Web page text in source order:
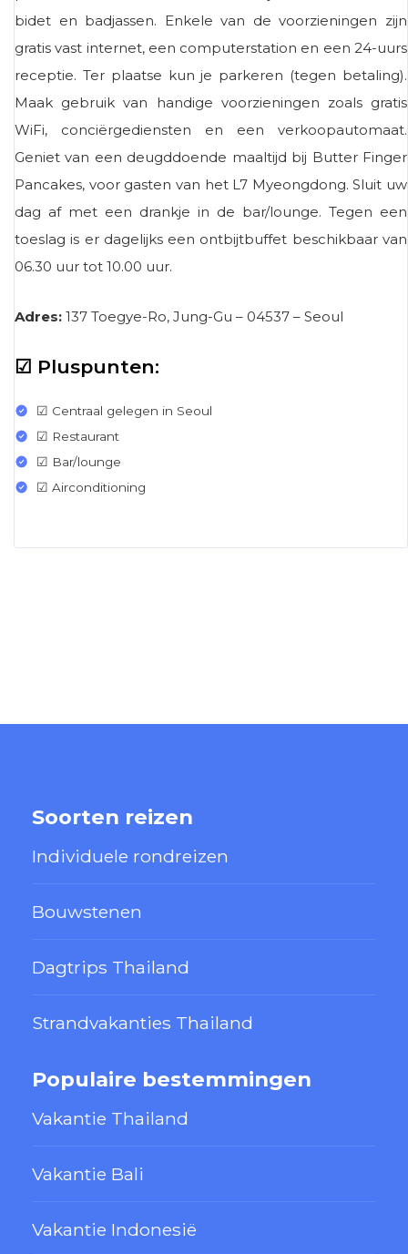
bidet en badjassen. Enkele van de voorzieningen zijn
gratis vast internet, een computerstation en een 24-uurs
receptie. Ter plaatse kun je parkeren (tegen betaling).
Maak gebruik van handige voorzieningen zoals gratis
WiFi, conciërgediensten en een verkoopautomaat.
Geniet van een deugddoende maaltijd bij Butter Finger
Pancakes, voor gasten van het L7 Myeongdong. Sluit uw
dag af met een drankje in de bar/lounge. Tegen een
toeslag is er dagelijks een ontbijtbuffet beschikbaar van
06.30 uur tot 10.00 uur.
Adres: 137 Toegye-Ro, Jung-Gu – 04537 – Seoul
☑ Pluspunten:
☑ Centraal gelegen in Seoul
☑ Restaurant
☑ Bar/lounge
☑ Airconditioning
Soorten reizen
Individuele rondreizen
Bouwstenen
Dagtrips Thailand
Strandvakanties Thailand
Populaire bestemmingen
Vakantie Thailand
Vakantie Bali
Vakantie Indonesië